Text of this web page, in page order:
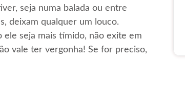
seja numa balada ou entre
deixam qualquer um louco.
ele seja mais tímido, não exite em
vale ter vergonha! Se for preciso,